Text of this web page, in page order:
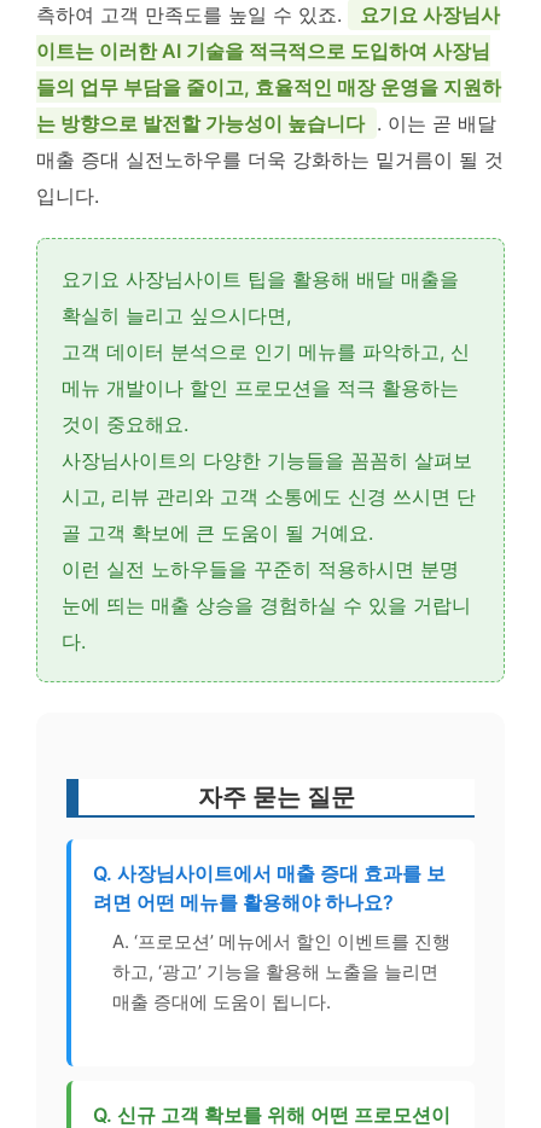
측하여 고객 만족도를 높일 수 있죠.
요기요 사장님사
이트는 이러한 AI 기술을 적극적으로 도입하여 사장님
들의 업무 부담을 줄이고, 효율적인 매장 운영을 지원하
는 방향으로 발전할 가능성이 높습니다 . 이는 곧 배달
매출 증대 실전노하우를 더욱 강화하는 밑거름이 될 것
입니다.
요기요 사장님사이트 팁을 활용해 배달 매출을
확실히 늘리고 싶으시다면,
고객 데이터 분석 으로 인기 메뉴를 파악하고, 신
메뉴 개발이나 할인 프로모션을 적극 활용하는
것이 중요해요.
사장님사이트의 다양한 기능들을 꼼꼼히 살펴보
시고, 리뷰 관리와 고객 소통에도 신경 쓰시면 단
골 고객 확보에 큰 도움이 될 거예요.
이런 실전 노하우들을 꾸준히 적용하시면 분명
눈에 띄는 매출 상승을 경험하실 수 있을 거랍니
다.
자주 묻는 질문
Q. 사장님사이트에서 매출 증대 효과를 보
려면 어떤 메뉴를 활용해야 하나요?
A. ‘프로모션’ 메뉴에서 할인 이벤트를 진행
하고, ‘광고’ 기능을 활용해 노출을 늘리면
매출 증대에 도움이 됩니다.
Q. 신규 고객 확보를 위해 어떤 프로모션이